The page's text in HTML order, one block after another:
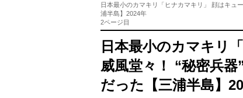
日本最小のカマキリ「ヒナカマキリ」 顔はキュ
浦半島】2024年
2ページ目
日本最小のカマキリ
威風堂々！ “秘密兵
だった【三浦半島】